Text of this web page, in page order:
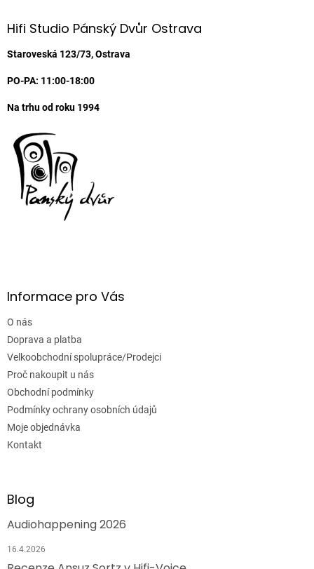
aHifi Studio Pánský Dvůr Ostrava
Staroveská 123/73, Ostrava
PO-PA: 11:00-18:00
Na trhu od roku 1994
Informace pro Vás
O nás
Doprava a platba
Velkoobchodní spolupráce/Prodejci
Proč nakoupit u nás
Obchodní podmínky
Podmínky ochrany osobních údajů
Moje objednávka
Kontakt
Blog
Audiohappening 2026
16.4.2026